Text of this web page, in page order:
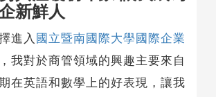
新鮮人
入 國立暨南國際大學國際企業
我對於商管領域的興趣主要來自
在英語和數學上的好表現，讓我